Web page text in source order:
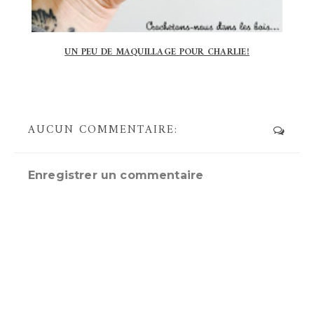
UN PEU DE MAQUILLAGE POUR CHARLIE!
AUCUN COMMENTAIRE:
Enregistrer un commentaire